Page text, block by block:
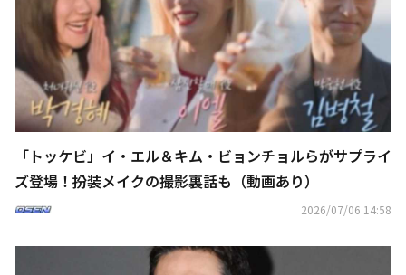
「トッケビ」イ・エル＆キム・ビョンチョルらがサプライ
ズ登場！扮装メイクの撮影裏話も（動画あり）
2026/07/06 14:58